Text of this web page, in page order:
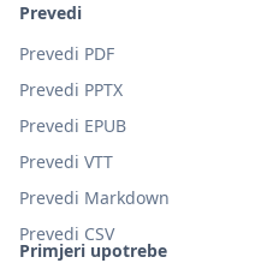
Primjeri upotrebe
Prevedi
Prevedi PDF
Prevedi PPTX
Prevedi EPUB
Prevedi VTT
Prevedi Markdown
Prevedi CSV